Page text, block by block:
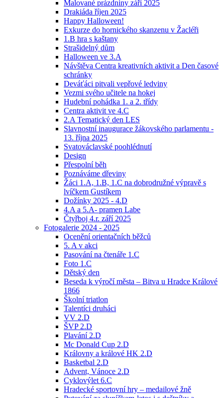
Malované prázdniny září 2025
Drakiáda říjen 2025
Happy Halloween!
Exkurze do hornického skanzenu v Žacléři
1.B hra s kaštany
Strašidelný dům
Halloween ve 3.A
Návštěva Centra kreativních aktivit a Den časové
schránky
Deváťáci pitvali vepřové ledviny
Vezmi svého učitele na hokej
Hudební pohádka 1. a 2. třídy
Centra aktivit ve 4.C
2.A Tematický den LES
Slavnostní inaugurace žákovského parlamentu -
13. října 2025
Svatováclavské poohlédnutí
Design
Přespolní běh
Poznáváme dřeviny
Žáci 1.A, 1.B, 1.C na dobrodružné výpravě s
lvíčkem Gustíkem
Dožínky 2025 - 4.D
4.A a 5.A- pramen Labe
Čtyřboj 4.r. září 2025
Fotogalerie 2024 - 2025
Ocenění orientačních běžců
5. A v akci
Pasování na čtenáře 1.C
Foto 1.C
Dětský den
Beseda k výročí města – Bitva u Hradce Králové
1866
Školní triatlon
Talentíci druháci
VV 2.D
ŠVP 2.D
Plavání 2.D
Mc Donald Cup 2.D
Královny a králové HK 2.D
Basketbal 2.D
Advent, Vánoce 2.D
Cyklovýlet 6.C
Hradecké sportovní hry – medailové žně